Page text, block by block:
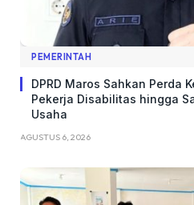
PEMERINTAH
DPRD Maros Sahkan Perda
Pekerja Disabilitas hingga
Usaha
AGUSTUS 6, 2026